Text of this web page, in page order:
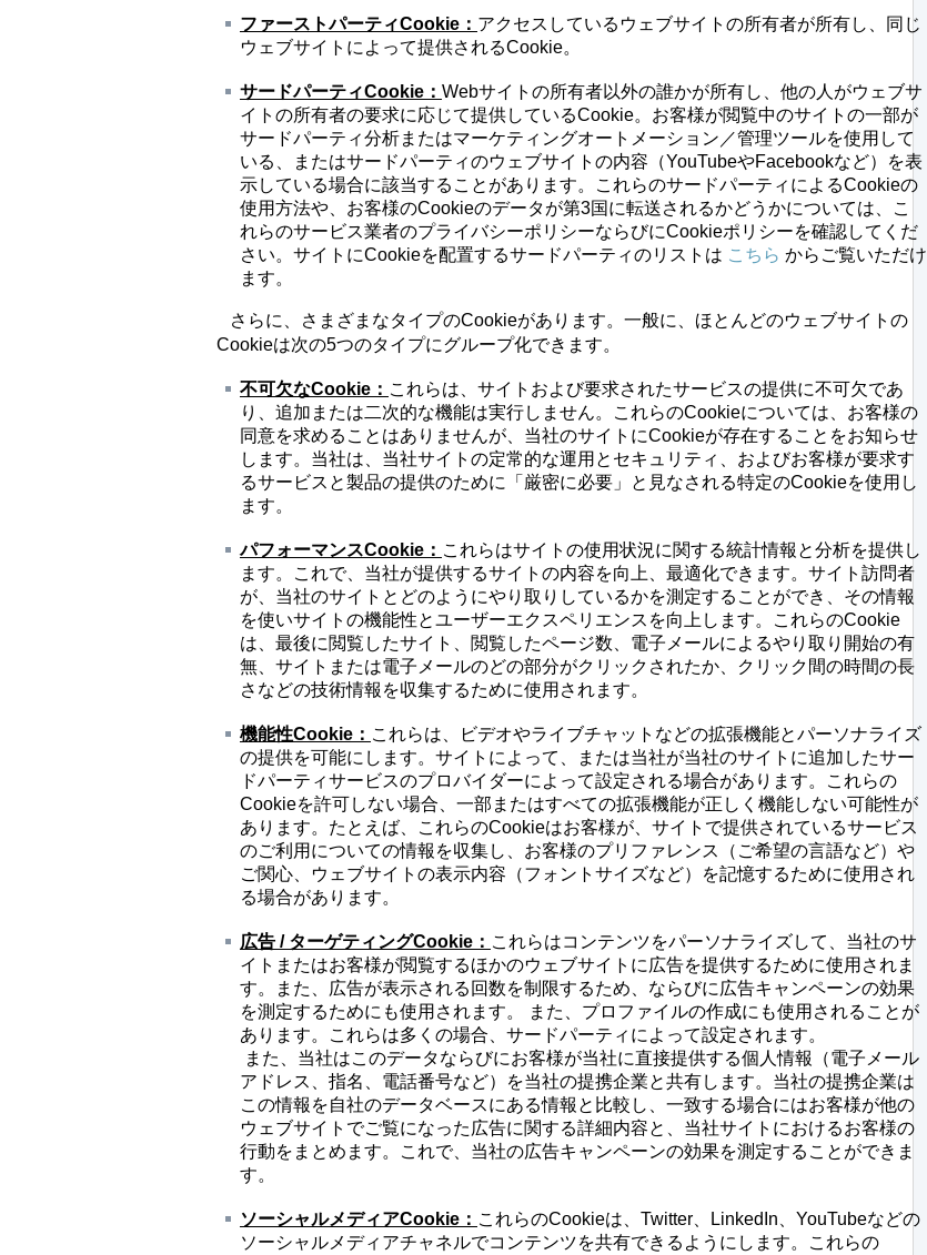
ファーストパーティCookie ： アクセスしているウェブサイトの所有者が所有し、同じ
ウェブサイトによって提供されるCookie。
サードパーティCookie ： Webサイトの所有者以外の誰かが所有し、他の人がウェブサ
イトの所有者の要求に応じて提供しているCookie。お客様が閲覧中のサイトの一部が
サードパーティ分析またはマーケティングオートメーション／管理ツールを使用して
いる、またはサードパーティのウェブサイトの内容（YouTubeやFacebookなど）を表
示している場合に該当することがあります。これらのサードパーティによるCookieの
使用方法や、お客様のCookieのデータが第3国に転送されるかどうかについては、こ
れらのサービス業者のプライバシーポリシーならびにCookieポリシーを確認してくだ
さい。サイトにCookieを配置するサードパーティのリストは こちら からご覧いただけ
ます。
さらに、さまざまなタイプのCookieがあります。一般に、ほとんどのウェブサイトの
Cookieは次の5つのタイプにグループ化できます。
不可欠なCookie ： これらは、サイトおよび要求されたサービスの提供に不可欠であ
り、追加または二次的な機能は実行しません。これらのCookieについては、お客様の
同意を求めることはありませんが、当社のサイトにCookieが存在することをお知らせ
します。当社は、当社サイトの定常的な運用とセキュリティ、およびお客様が要求す
るサービスと製品の提供のために「厳密に必要」と見なされる特定のCookieを使用し
ます。
パフォーマンスCookie ： これらはサイトの使用状況に関する統計情報と分析を提供し
ます。これで、当社が提供するサイトの内容を向上、最適化できます。サイト訪問者
が、当社のサイトとどのようにやり取りしているかを測定することができ、その情報
を使いサイトの機能性とユーザーエクスペリエンスを向上します。これらのCookie
は、最後に閲覧したサイト、閲覧したページ数、電子メールによるやり取り開始の有
無、サイトまたは電子メールのどの部分がクリックされたか、クリック間の時間の長
さなどの技術情報を収集するために使用されます。
機能性Cookie ： これらは、ビデオやライブチャットなどの拡張機能とパーソナライズ
の提供を可能にします。サイトによって、または当社が当社のサイトに追加したサー
ドパーティサービスのプロバイダーによって設定される場合があります。これらの
Cookieを許可しない場合、一部またはすべての拡張機能が正しく機能しない可能性が
あります。たとえば、これらのCookieはお客様が、サイトで提供されているサービス
のご利用についての情報を収集し、お客様のプリファレンス（ご希望の言語など）や
ご関心、ウェブサイトの表示内容（フォントサイズなど）を記憶するために使用され
る場合があります。
広告 / ターゲティングCookie ： これらはコンテンツをパーソナライズして、当社のサ
イトまたはお客様が閲覧するほかのウェブサイトに広告を提供するために使用されま
す。また、広告が表示される回数を制限するため、ならびに広告キャンペーンの効果
を測定するためにも使用されます。 また、プロファイルの作成にも使用されることが
あります。これらは多くの場合、サードパーティによって設定されます。
また、当社はこのデータならびにお客様が当社に直接提供する個人情報（電子メール
アドレス、指名、電話番号など）を当社の提携企業と共有します。当社の提携企業は
この情報を自社のデータベースにある情報と比較し、一致する場合にはお客様が他の
ウェブサイトでご覧になった広告に関する詳細内容と、当社サイトにおけるお客様の
行動をまとめます。これで、当社の広告キャンペーンの効果を測定することができま
す。
ソーシャルメディアCookie ： これらのCookieは、Twitter、LinkedIn、YouTubeなどの
ソーシャルメディアチャネルでコンテンツを共有できるようにします。これらの